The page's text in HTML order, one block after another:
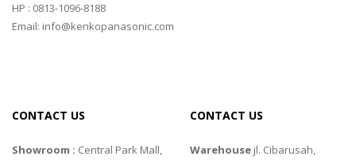
HP : 0813-1096-8188
Email: info@kenkopanasonic.com
CONTACT US
Showroom : Central Park Mall,
CONTACT US
Warehouse jl. Cibarusah,